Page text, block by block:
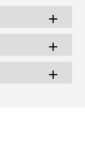
add
add
add